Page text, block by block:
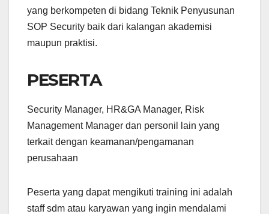
yang berkompeten di bidang Teknik Penyusunan
SOP Security baik dari kalangan akademisi
maupun praktisi.
PESERTA
Security Manager, HR&GA Manager, Risk
Management Manager dan personil lain yang
terkait dengan keamanan/pengamanan
perusahaan
Peserta yang dapat mengikuti training ini adalah
staff sdm atau karyawan yang ingin mendalami